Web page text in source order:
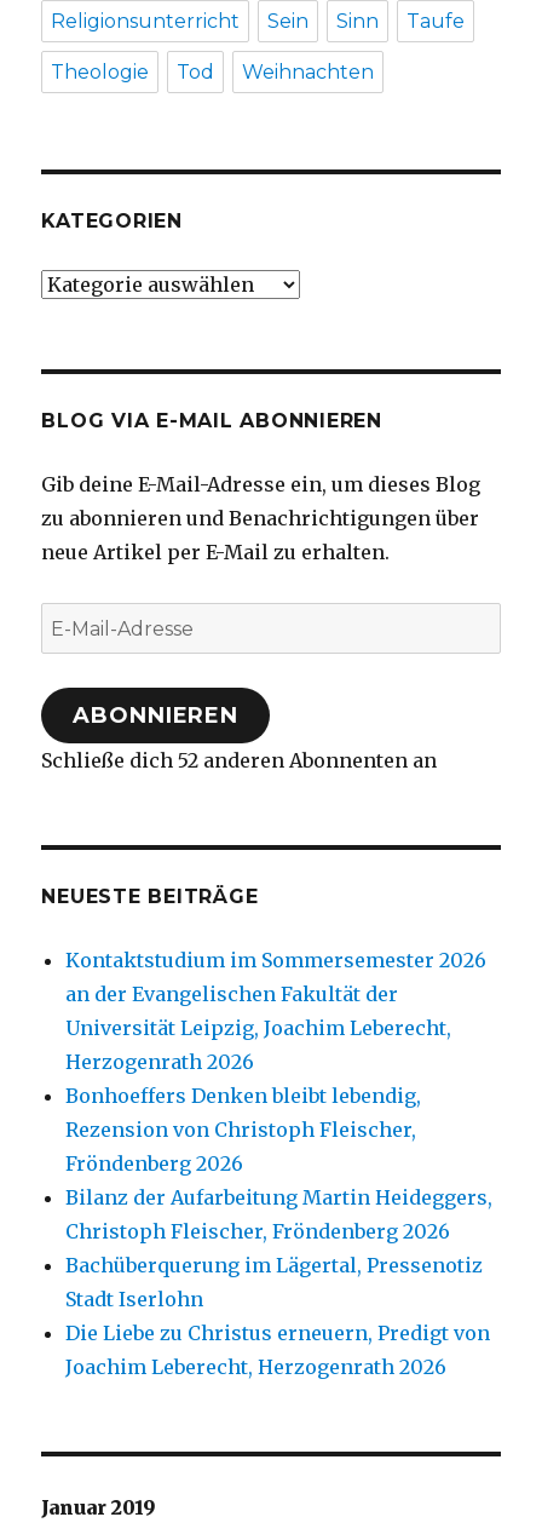
Religionsunterricht Sein Sinn Taufe
Theologie Tod Weihnachten
KATEGORIEN
Kategorien
BLOG VIA E-MAIL ABONNIEREN
Gib deine E-Mail-Adresse ein, um dieses Blog
zu abonnieren und Benachrichtigungen über
neue Artikel per E-Mail zu erhalten.
E-
Mail-
Adresse
ABONNIEREN
Schließe dich 52 anderen Abonnenten an
NEUESTE BEITRÄGE
Kontaktstudium im Sommersemester 2026
an der Evangelischen Fakultät der
Universität Leipzig, Joachim Leberecht,
Herzogenrath 2026
Bonhoeffers Denken bleibt lebendig,
Rezension von Christoph Fleischer,
Fröndenberg 2026
Bilanz der Aufarbeitung Martin Heideggers,
Christoph Fleischer, Fröndenberg 2026
Bachüberquerung im Lägertal, Pressenotiz
Stadt Iserlohn
Die Liebe zu Christus erneuern, Predigt von
Joachim Leberecht, Herzogenrath 2026
Januar 2019